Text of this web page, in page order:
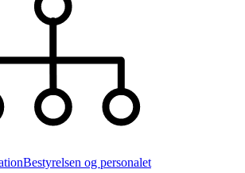
Bestyrelsen og personalet